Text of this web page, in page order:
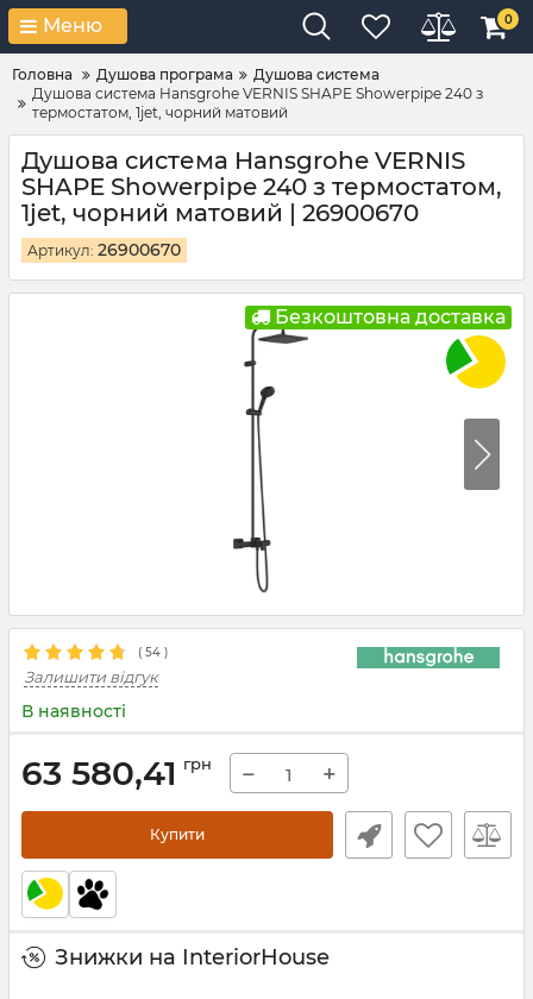
Меню 0
Головна Душова програма
Душова система
Душова система Hansgrohe VERNIS SHAPE Showerpipe 240 з
термостатом, 1jet, чорний матовий
Душова система Hansgrohe VERNIS
SHAPE Showerpipe 240 з термостатом,
1jet, чорний матовий | 26900670
Артикул: 26900670
Безкоштовна доставка
( 54 )
Залишити відгук
В наявності
63 580,41 грн − +
Купити
Знижки на InteriorHouse